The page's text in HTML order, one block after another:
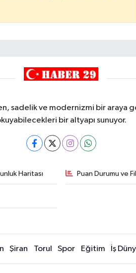
sadelik ve modernizmi bir araya
bir altyapı sunuyor.
Haritası Puan Durumu ve
Şiran Torul Spor Eğitim İş